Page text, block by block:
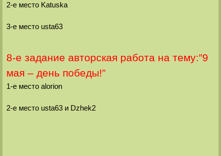
2-е место Katuska
3-е место usta63
8-е задание авторская работа на тему:”9
мая – день победы!”
1-е место alorion
2-е место usta63 и Dzhek2